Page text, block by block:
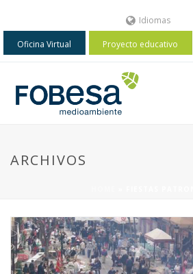
Idiomas
Oficina Virtual Proyecto educativo
ARCHIVOS